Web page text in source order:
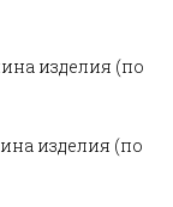
изделия (по
изделия (по